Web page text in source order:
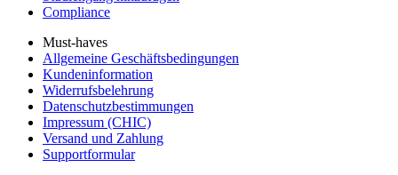
Compliance
Must-haves
Allgemeine Geschäftsbedingungen
Kundeninformation
Widerrufsbelehrung
Datenschutzbestimmungen
Impressum (CHIC)
Versand und Zahlung
Supportformular